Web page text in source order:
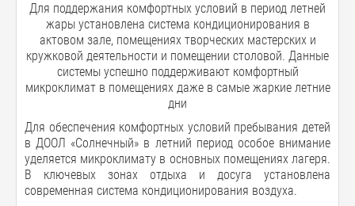
Для поддержания комфортных условий в период летней
жары установлена система кондиционирования в
актовом зале, помещениях творческих мастерских и
кружковой деятельности и помещении столовой. Данные
системы успешно поддерживают комфортный
микроклимат в помещениях даже в самые жаркие летние
дни
Для обеспечения комфортных условий пребывания детей
в ДООЛ «Солнечный» в летний период особое внимание
уделяется микроклимату в основных помещениях лагеря.
В ключевых зонах отдыха и досуга установлена
современная система кондиционирования воздуха.